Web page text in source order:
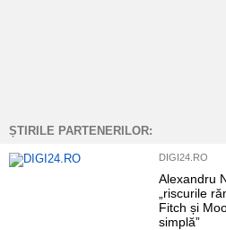
ȘTIRILE PARTENERILOR:
DIGI24.RO
Alexandru
„riscurile
Fitch și
simplă”